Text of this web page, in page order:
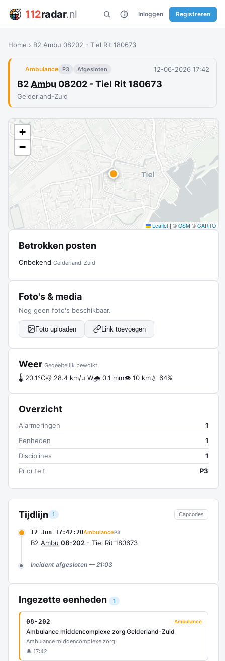
112radar.nl Inloggen Registreren
Home › B2 Ambu 08202 - Tiel Rit 180673
Ambulance P3 Afgesloten 12-06-2026 17:42
B2 Ambu 08202 - Tiel Rit 180673
Gelderland-Zuid
Tijdlijn 1 Capcodes
12 Jun 17:42:20AmbulanceP3
B2 Ambu 08-202 - Tiel Rit 180673
Incident afgesloten — 21:03
Ingezette eenheden 1
08-202 Ambulance
Ambulance middencomplexe zorg Gelderland-Zuid
Ambulance middencomplexe zorg
🔔 17:42
+
−
Leaflet | © OSM © CARTO
Betrokken posten
Onbekend Gelderland-Zuid
Foto's & media
Nog geen foto's beschikbaar.
Foto uploaden Link toevoegen
Weer Gedeeltelijk bewolkt
🌡 20.1°C💨 28.4 km/u W🌧 0.1 mm👁 10 km💧 64%
Overzicht
Alarmeringen
1
Eenheden
1
Disciplines
1
Prioriteit
P3